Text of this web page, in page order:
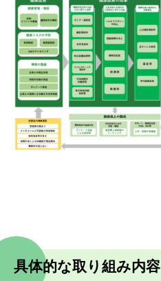
具体的な取り組み内容